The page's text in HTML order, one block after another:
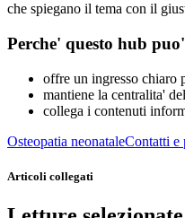
che spiegano il tema con il
Perche' questo hub
offre un ingresso chiaro
mantiene la centralita'
collega i contenuti
Osteopatia neonataleContatti e
Articoli collegati